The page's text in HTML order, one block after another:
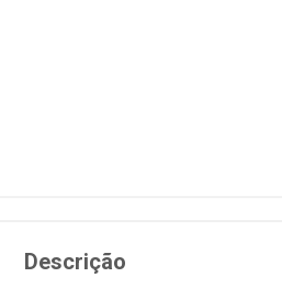
Descrição